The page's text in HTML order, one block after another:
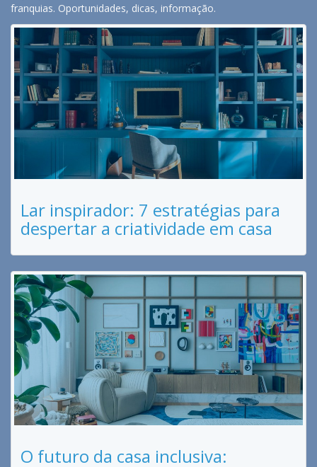
franquias. Oportunidades, dicas, informação.
Lar inspirador: 7 estratégias para
despertar a criatividade em casa
O futuro da casa inclusiva: